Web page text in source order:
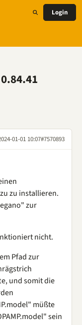
Login
01-01 10:07#7570893
zu installieren.
zur
nicht.
Pfad zur
und somit die
müßte
sein